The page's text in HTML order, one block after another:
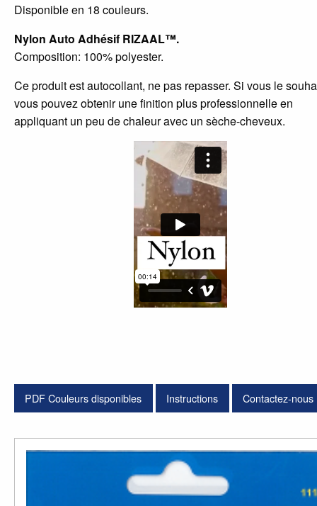
Disponible en 18 couleurs.
Nylon Auto Adhésif RIZAAL™.
Composition: 100% polyester.
Ce produit est autocollant, ne pas repasser. Si vous le
vous pouvez obtenir une finition plus professionnelle en
appliquant un peu de chaleur avec un sèche-cheveux.
PDF Couleurs disponibles Instructions Contactez-nous